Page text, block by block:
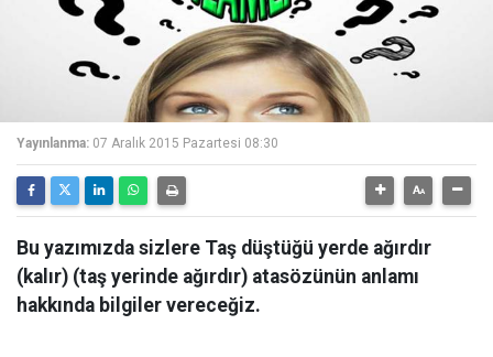
Yayınlanma: 07 Aralık 2015 Pazartesi 08:30
Bu yazımızda sizlere Taş düştüğü yerde ağırdır
(kalır) (taş yerinde ağırdır) atasözünün anlamı
hakkında bilgiler vereceğiz.